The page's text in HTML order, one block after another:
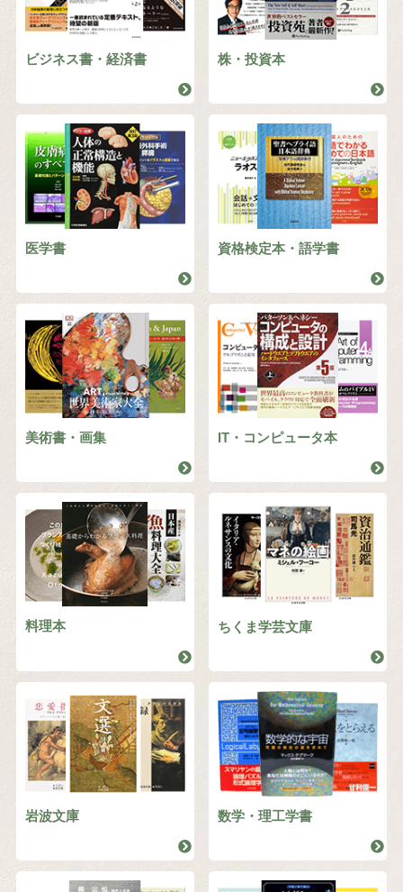
ビジネス書・経済書 株・投資本
医学書 資格検定本・語学書
美術書・画集 IT・コンピュータ本
料理本 ちくま学芸文庫
岩波文庫 数学・理工学書